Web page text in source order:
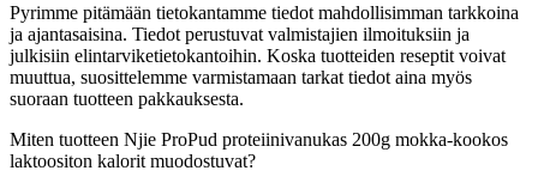
Pyrimme pitämään tietokantamme tiedot mahdollisimman tarkkoina
ja ajantasaisina. Tiedot perustuvat valmistajien ilmoituksiin ja
julkisiin elintarviketietokantoihin. Koska tuotteiden reseptit voivat
muuttua, suosittelemme varmistamaan tarkat tiedot aina myös
suoraan tuotteen pakkauksesta.
Miten tuotteen Njie ProPud proteiinivanukas 200g mokka-kookos
laktoositon kalorit muodostuvat?